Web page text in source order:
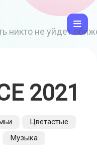
никто не уйдет
2021
Цветастые
Музыка